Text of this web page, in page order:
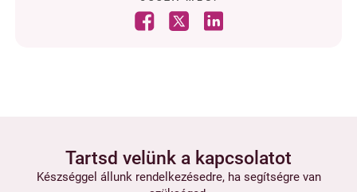
Tartsd velünk a kapcsolatot
Készséggel állunk rendelkezésedre, ha segítségre van